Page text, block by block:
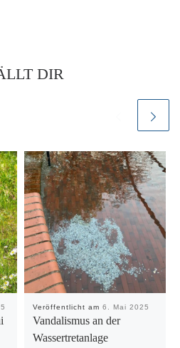
DIR
Veröffentlicht am 6. Mai 2025
Vandalismus an der
Wassertretanlage